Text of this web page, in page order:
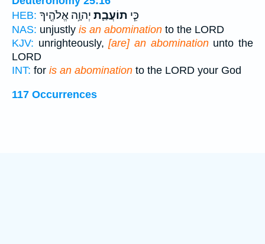
HEB:
כִּ֧י תוֹעֲבַ֛ת יְהוָ֥ה אֱלֹהֶ֖יךָ
NAS: unjustly is an abomination to the LORD
KJV: unrighteously,[are] an abominationunto the
LORD
INT: for is an abomination to the LORD your God
117 Occurrences